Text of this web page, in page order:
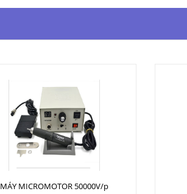
MÁY MICROMOTOR 50000V/p